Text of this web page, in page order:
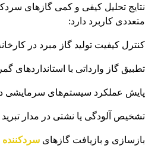
نتایج تحلیل کیفی و کمی گازهای
متعددی کاربرد دارد:
کنترل کیفیت تولید گاز مبرد در
تطبیق گاز وارداتی با استانداردهای
پایش عملکرد سیستم‌های سرمایشی
تشخیص آلودگی یا نشتی در مدار تبرید
بازسازی و بازیافت گازهایسردکننده